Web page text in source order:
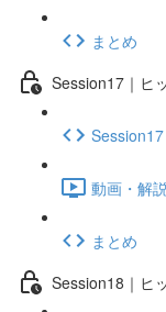
まとめ
Session17｜ヒ
動画・解
まとめ
Session18｜ヒ